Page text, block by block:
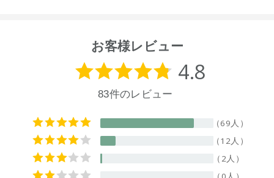
衣料品用(綿・毛・絹・合成繊維)
【液性】
(表示なし)
【内容量】
お客様レビュー